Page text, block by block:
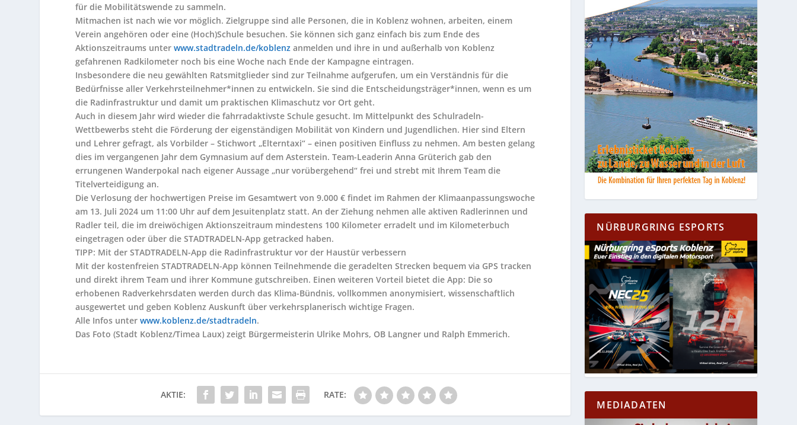
für die Mobilitätswende zu sammeln.
Mitmachen ist nach wie vor möglich. Zielgruppe sind alle Personen, die in Koblenz wohnen, arbeiten, einem
Verein angehören oder eine (Hoch)Schule besuchen. Sie können sich ganz einfach bis zum Ende des
Aktionszeitraums unterwww.stadtradeln.de/koblenz anmelden und ihre in und außerhalb von Koblenz
gefahrenen Radkilometer noch bis eine Woche nach Ende der Kampagne eintragen.
Insbesondere die neu gewählten Ratsmitglieder sind zur Teilnahme aufgerufen, um ein Verständnis für die
Bedürfnisse aller Verkehrsteilnehmer*innen zu entwickeln. Sie sind die Entscheidungsträger*innen, wenn es um
die Radinfrastruktur und damit um praktischen Klimaschutz vor Ort geht.
Auch in diesem Jahr wird wieder die fahrradaktivste Schule gesucht. Im Mittelpunkt des Schulradeln-
Wettbewerbs steht die Förderung der eigenständigen Mobilität von Kindern und Jugendlichen. Hier sind Eltern
und Lehrer gefragt, als Vorbilder – Stichwort „Elterntaxi“ – einen positiven Einfluss zu nehmen. Am besten gelang
dies im vergangenen Jahr dem Gymnasium auf dem Asterstein. Team-Leaderin Anna Grüterich gab den
errungenen Wanderpokal nach eigener Aussage „nur vorübergehend“ frei und strebt mit Ihrem Team die
Titelverteidigung an.
Die Verlosung der hochwertigen Preise im Gesamtwert von 9.000 € findet im Rahmen der Klimaanpassungswoche
am 13. Juli 2024 um 11:00 Uhr auf dem Jesuitenplatz statt. An der Ziehung nehmen alle aktiven Radlerinnen und
Radler teil, die im dreiwöchigen Aktionszeitraum mindestens 100 Kilometer erradelt und im Kilometerbuch
eingetragen oder über die STADTRADELN-App getracked haben.
TIPP: Mit der STADTRADELN-App die Radinfrastruktur vor der Haustür verbessern
Mit der kostenfreien STADTRADELN-App können Teilnehmende die geradelten Strecken bequem via GPS tracken
und direkt ihrem Team und ihrer Kommune gutschreiben. Einen weiteren Vorteil bietet die App: Die so
erhobenen Radverkehrsdaten werden durch das Klima-Bündnis, vollkommen anonymisiert, wissenschaftlich
ausgewertet und geben Koblenz Auskunft über verkehrsplanerisch wichtige Fragen.
Alle Infos unterwww.koblenz.de/stadtradeln.
Das Foto (Stadt Koblenz/Timea Laux) zeigt Bürgermeisterin Ulrike Mohrs, OB Langner und Ralph Emmerich.
AKTIE: RATE:
NÜRBURGRING ESPORTS
MEDIADATEN